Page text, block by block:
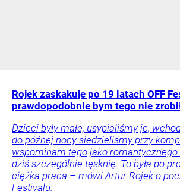
Rojek zaskakuje po 19 latach OFF
prawdopodobnie bym tego nie
Dzieci były małe, usypialiśmy je,
do późnej nocy siedzieliśmy przy
wspominam tego jako romantycznego
dziś szczególnie tęsknię. To była po
ciężka praca – mówi Artur Rojek o
Festivalu.